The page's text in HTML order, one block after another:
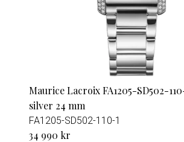
Maurice Lacroix FA1205-SD502-
silver 24 mm
FA1205-SD502-110-1
34 990 kr